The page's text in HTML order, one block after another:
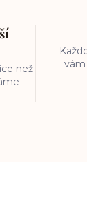
než
vám